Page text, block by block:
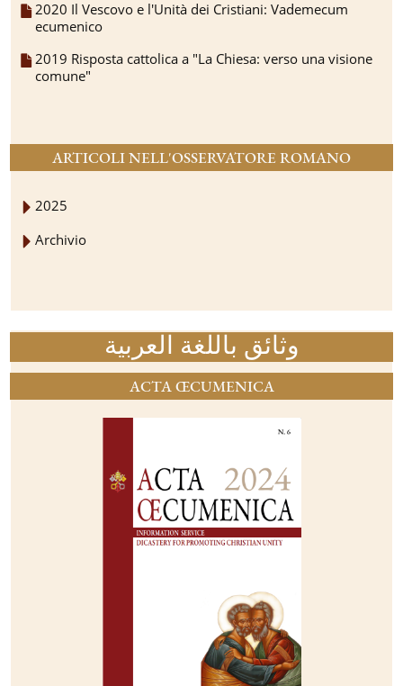
2020 Il Vescovo e l'Unità dei Cristiani: Vademecum
ecumenico
2019 Risposta cattolica a "La Chiesa: verso una visione
comune"
ARTICOLI NELL'OSSERVATORE ROMANO
2025
Archivio
وثائق باللغة العربية
ACTA ŒCUMENICA